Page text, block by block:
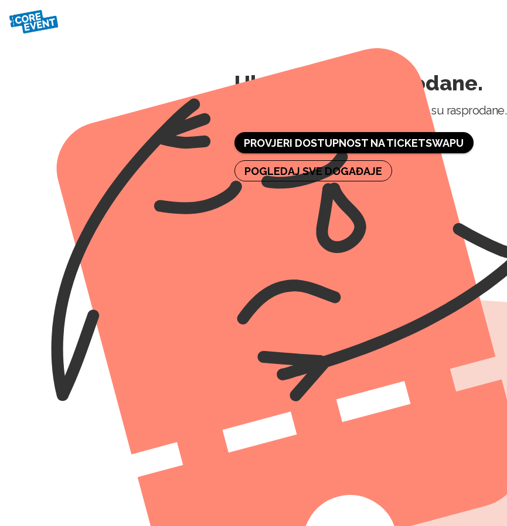
Ulaznice su rasprodane.
Nažalost, sve ulaznice za ovaj događaj su rasprodane.
PROVJERI DOSTUPNOST NA TICKETSWAPU
POGLEDAJ SVE DOGAĐAJE